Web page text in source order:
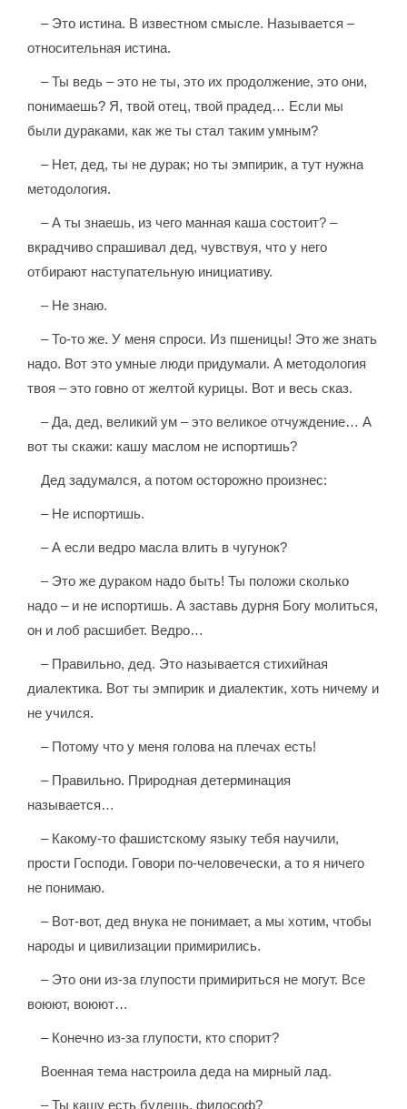
– Это истина. В известном смысле. Называется –
относительная истина.
– Ты ведь – это не ты, это их продолжение, это они,
понимаешь? Я, твой отец, твой прадед… Если мы
были дураками, как же ты стал таким умным?
– Нет, дед, ты не дурак; но ты эмпирик, а тут нужна
методология.
– А ты знаешь, из чего манная каша состоит? –
вкрадчиво спрашивал дед, чувствуя, что у него
отбирают наступательную инициативу.
– Не знаю.
– То-то же. У меня спроси. Из пшеницы! Это же знать
надо. Вот это умные люди придумали. А методология
твоя – это говно от желтой курицы. Вот и весь сказ.
– Да, дед, великий ум – это великое отчуждение… А
вот ты скажи: кашу маслом не испортишь?
Дед задумался, а потом осторожно произнес:
– Не испортишь.
– А если ведро масла влить в чугунок?
– Это же дураком надо быть! Ты положи сколько
надо – и не испортишь. А заставь дурня Богу молиться,
он и лоб расшибет. Ведро…
– Правильно, дед. Это называется стихийная
диалектика. Вот ты эмпирик и диалектик, хоть ничему и
не учился.
– Потому что у меня голова на плечах есть!
– Правильно. Природная детерминация
называется…
– Какому-то фашистскому языку тебя научили,
прости Господи. Говори по-человечески, а то я ничего
не понимаю.
– Вот-вот, дед внука не понимает, а мы хотим, чтобы
народы и цивилизации примирились.
– Это они из-за глупости примириться не могут. Все
воюют, воюют…
– Конечно из-за глупости, кто спорит?
Военная тема настроила деда на мирный лад.
– Ты кашу есть будешь, философ?